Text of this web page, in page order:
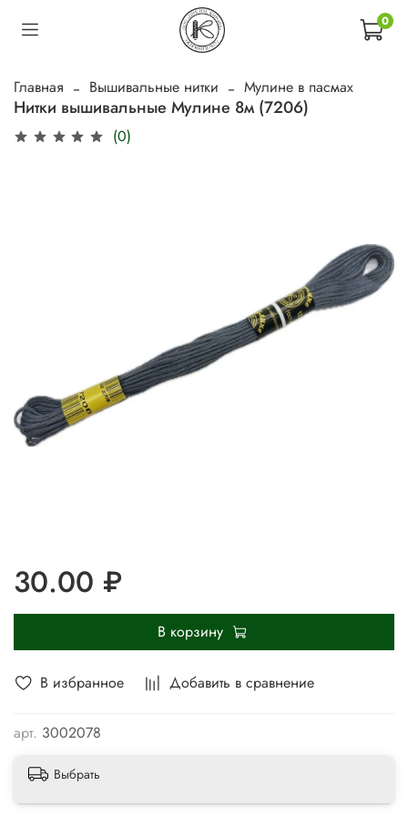
0
Главная Вышивальные нитки Мулине в пасмах
Нитки вышивальные Мулине 8м (7206)
(0)
В избранное Добавить в сравнение
арт. 3002078
30.00 ₽
В корзину
Выбрать